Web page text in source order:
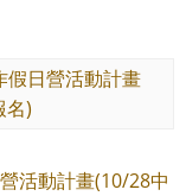
活動計畫(10/28中